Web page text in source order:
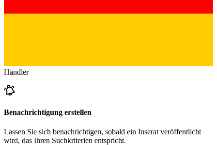
Händler
Benachrichtigung erstellen
Lassen Sie sich benachrichtigen, sobald ein Inserat veröffentlicht
wird, das Ihren Suchkriterien entspricht.